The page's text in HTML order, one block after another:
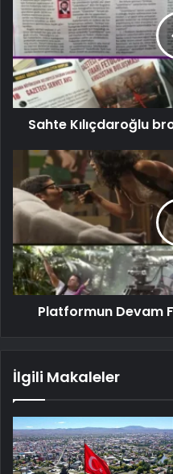
Sahte Kılıçdaroğlu
Platformun Devam
İlgili Makaleler